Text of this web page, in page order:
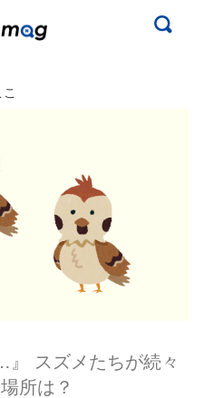
』 スズメたちが続々
所は？